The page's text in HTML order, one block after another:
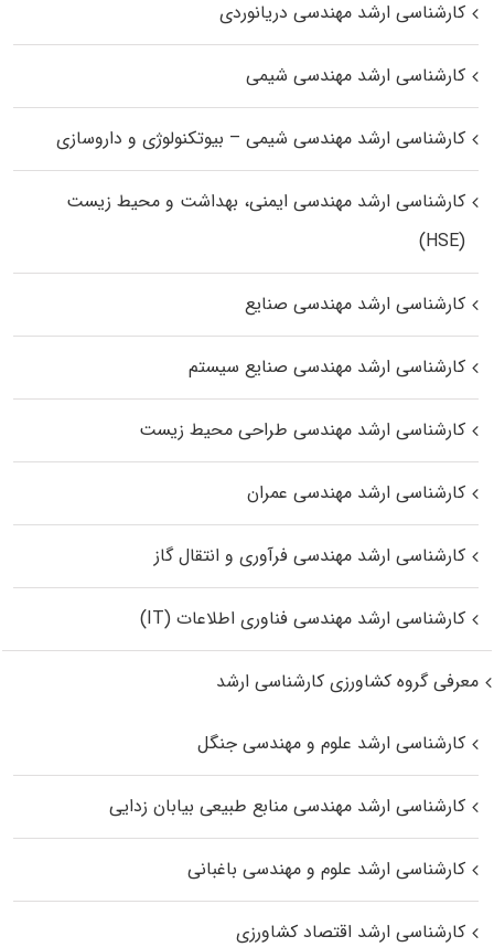
کارشناسی ارشد مهندسی دریانوردی
کارشناسی ارشد مهندسی شیمی
کارشناسی ارشد مهندسی شیمی – بیوتکنولوژی و داروسازی
کارشناسی ارشد مهندسی ایمنی، بهداشت و محیط زیست
(HSE)
کارشناسی ارشد مهندسی صنایع
کارشناسی ارشد مهندسی صنایع سیستم
کارشناسی ارشد مهندسی طراحی محیط زیست
کارشناسی ارشد مهندسی عمران
کارشناسی ارشد مهندسی فرآوری و انتقال گاز
کارشناسی ارشد مهندسی فناوری اطلاعات (IT)
معرفی گروه کشاورزی کارشناسی ارشد
کارشناسی ارشد علوم و مهندسی جنگل
کارشناسی ارشد مهندسی منابع طبیعی بیابان زدایی
کارشناسی ارشد علوم و مهندسی باغبانی
کارشناسی ارشد اقتصاد کشاورزی